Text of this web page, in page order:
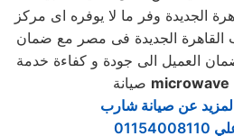
الجديدة وفر ما لا يوفره اى مركز
الجديدة فى مصر مع ضمان
العميل الى جودة و كفاءة خدمة
microwave